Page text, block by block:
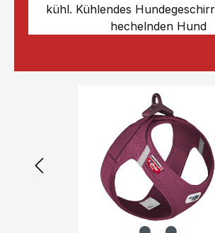
kühl. Kühlendes
hechelnden Hund
Bildergalerie überspringen